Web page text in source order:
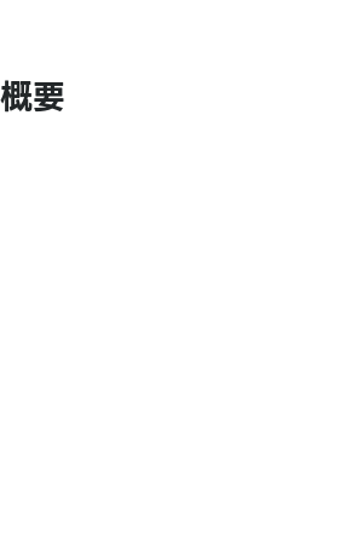
概要